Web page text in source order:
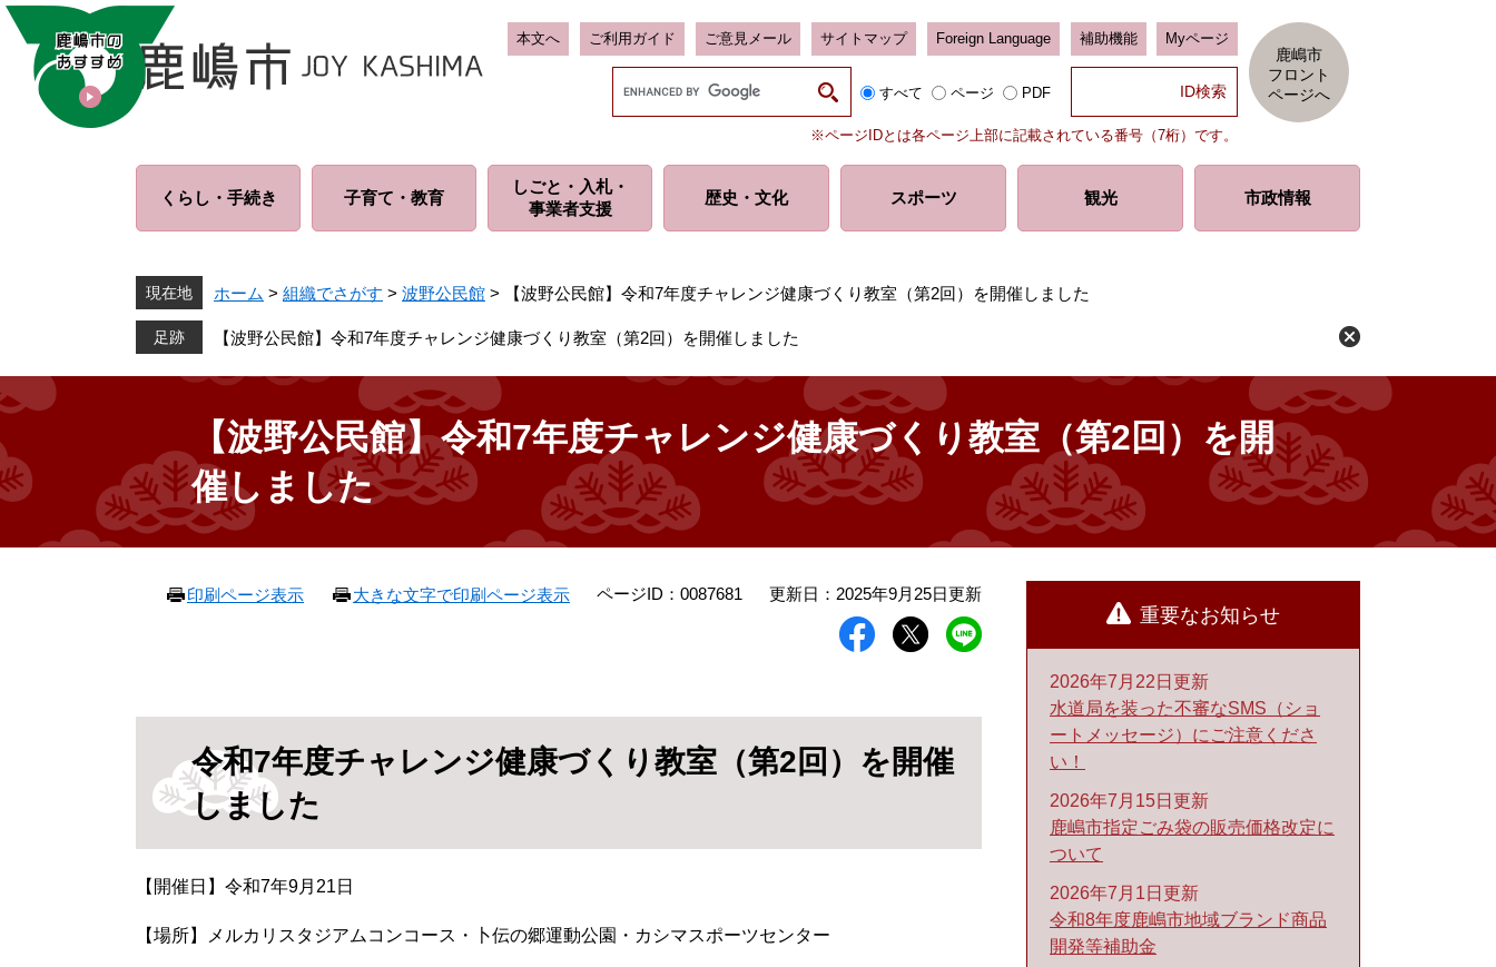
ペ
メ
本文へ ご利用ガイド ご意見メール サイトマップ Foreign Language 補助機能 Myページ
ム
索
すべて ページ PDF
※ページIDとは各ページ上部に記載されている番号（7桁）です。
鹿嶋市
フロント
ページへ
くらし・ 手続き 子育て・ 教育
しごと・入札・
事業者支援
歴史・ 文化 スポーツ 観光 市政情報
現在地 ホーム > 組織でさがす > 波野公民館 > 【波野公民館】令和7年度チャレンジ健康づくり教室（第2回）を開催しました
【波野公民館】令和7年度チャレンジ健康づくり教室（第2回）を開催しました
【波野公民館】令和7年度チャレンジ健康づくり教室（第2回）を開
催しました
印刷ページ表示 大きな文字で印刷ページ表示 ページID：0087681 更新日：2025年9月25日更新
令和7年度チャレンジ健康づくり教室（第2回）を開催
しました
【開催日】令和7年9月21日
【場所】 メルカリスタジアムコンコース・卜伝の郷運動公園・カシマスポーツセンター
重要なお知らせ
2026年7月22日更新
水道局を装った不審なSMS（ショ
ートメッセージ）にご注意くださ
い！
2026年7月15日更新
鹿嶋市指定ごみ袋の販売価格改定に
ついて
2026年7月1日更新
令和8年度鹿嶋市地域ブランド商品
開発等補助金